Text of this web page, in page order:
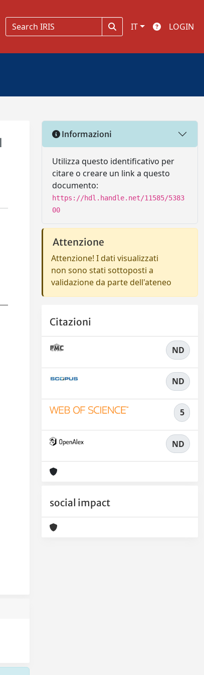
IT LOGIN
Informazioni
Utilizza questo identificativo per
citare o creare un link a questo
documento:
https://hdl.handle.net/11585/5383
00
Attenzione
Attenzione! I dati visualizzati
non sono stati sottoposti a
validazione da parte dell'ateneo
Citazioni
ND
ND
5
ND
social impact